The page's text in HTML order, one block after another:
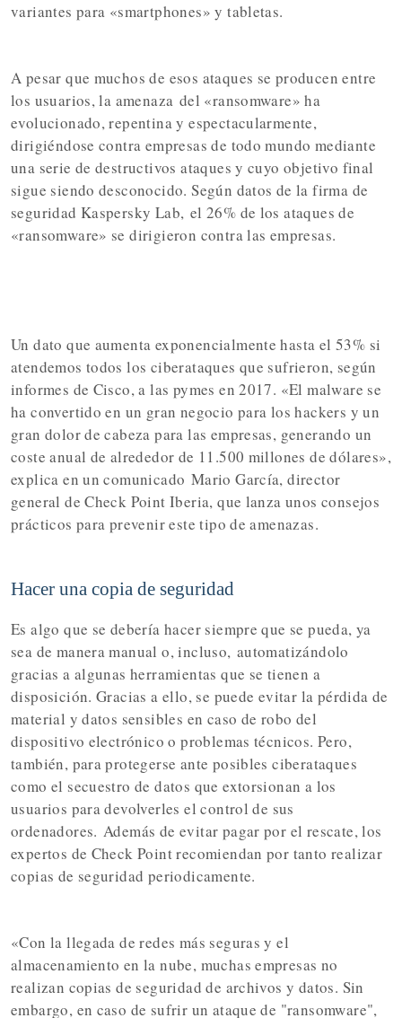
variantes para «smartphones» y tabletas.
A pesar que muchos de esos ataques se producen entre
los usuarios, la amenaza del «ransomware» ha
evolucionado, repentina y espectacularmente,
dirigiéndose contra empresas de todo mundo mediante
una serie de destructivos ataques y cuyo objetivo final
sigue siendo desconocido. Según datos de la firma de
seguridad Kaspersky Lab, el 26% de los ataques de
«ransomware» se dirigieron contra las empresas.
Un dato que aumenta exponencialmente hasta el 53% si
atendemos todos los ciberataques que sufrieron, según
informes de Cisco, a las pymes en 2017. «El malware se
ha convertido en un gran negocio para los hackers y un
gran dolor de cabeza para las empresas, generando un
coste anual de alrededor de 11.500 millones de dólares»,
explica en un comunicado Mario García, director
general de Check Point Iberia, que lanza unos consejos
prácticos para prevenir este tipo de amenazas.
Hacer una copia de seguridad
Es algo que se debería hacer siempre que se pueda, ya
sea de manera manual o, incluso, automatizándolo
gracias a algunas herramientas que se tienen a
disposición. Gracias a ello, se puede evitar la pérdida de
material y datos sensibles en caso de robo del
dispositivo electrónico o problemas técnicos. Pero,
también, para protegerse ante posibles ciberataques
como el secuestro de datos que extorsionan a los
usuarios para devolverles el control de sus
ordenadores.Además de evitar pagar por el rescate, los
expertos de Check Point recomiendan por tanto realizar
copias de seguridad periodicamente.
«Con la llegada de redes más seguras y el
almacenamiento en la nube, muchas empresas no
realizan copias de seguridad de archivos y datos. Sin
embargo, en caso de sufrir un ataque de "ransomware",